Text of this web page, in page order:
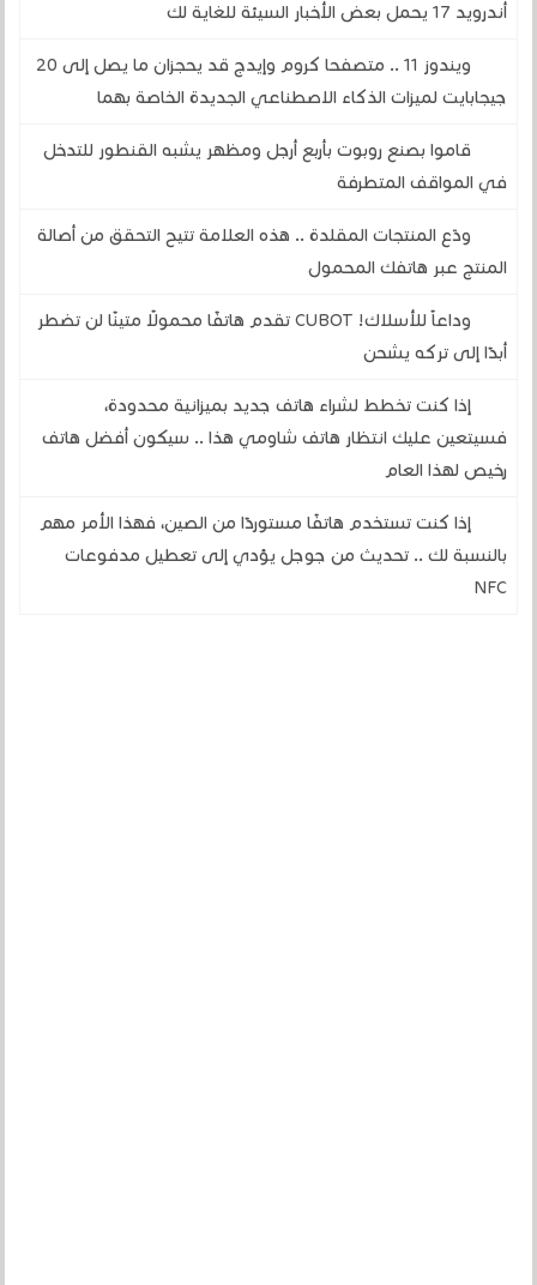
أندرويد 17 يحمل بعض الأخبار السيئة للغاية لك
ويندوز 11 .. متصفحا كروم وإيدج قد يحجزان ما يصل إلى 20
جيجابايت لميزات الذكاء الاصطناعي الجديدة الخاصة بهما
قاموا بصنع روبوت بأربع أرجل ومظهر يشبه القنطور للتدخل
في المواقف المتطرفة
ودّع المنتجات المقلدة .. هذه العلامة تتيح التحقق من أصالة
المنتج عبر هاتفك المحمول
وداعاً للأسلاك! CUBOT تقدم هاتفًا محمولًا متينًا لن تضطر
أبدًا إلى تركه يشحن
إذا كنت تخطط لشراء هاتف جديد بميزانية محدودة،
فسيتعين عليك انتظار هاتف شاومي هذا .. سيكون أفضل هاتف
رخيص لهذا العام
إذا كنت تستخدم هاتفًا مستوردًا من الصين، فهذا الأمر مهم
بالنسبة لك .. تحديث من جوجل يؤدي إلى تعطيل مدفوعات
NFC